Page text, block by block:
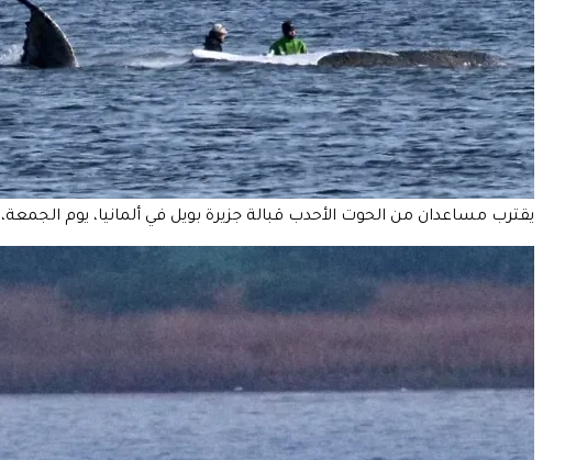
يقترب مساعدان من الحوت الأحدب قبالة جزيرة بويل في ألمانيا، يوم الجمعة، 17 أبريل 2026.